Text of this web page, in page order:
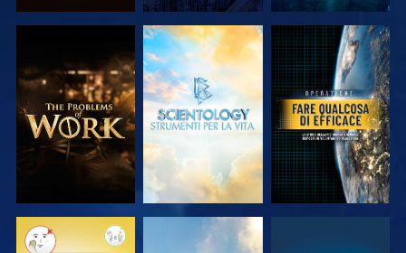
ESPLORA LE
SERIE
ESPLORA LE
SERIE
GUARDA